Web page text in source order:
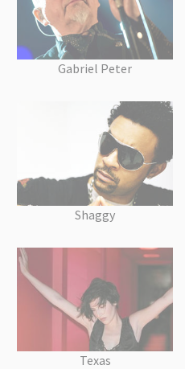
Gabriel Peter
Shaggy
Texas